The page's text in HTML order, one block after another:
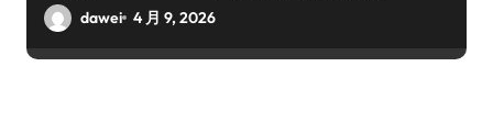
dawei 4 月 9, 2026